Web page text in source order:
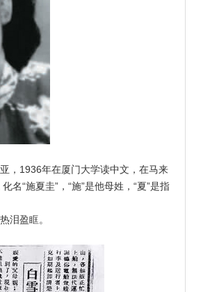
1936年在厦门大学读中文，在马来
“施夏圭”，“施”是他母姓，“夏”是指
泪盈眶。